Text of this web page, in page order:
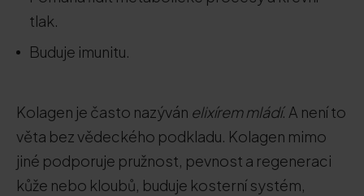
tlak.
Buduje imunitu.
Kolagen je často nazýván elixírem mládí. A není to
věta bez vědeckého podkladu. Kolagen mimo
jiné podporuje pružnost, pevnost a regeneraci
kůže nebo kloubů, buduje kosterní systém,